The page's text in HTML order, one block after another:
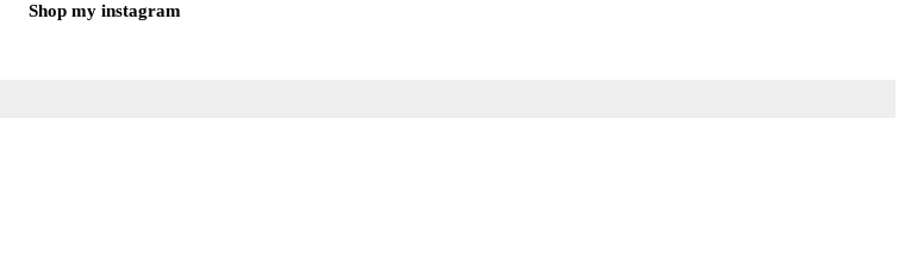
Shop my instagram